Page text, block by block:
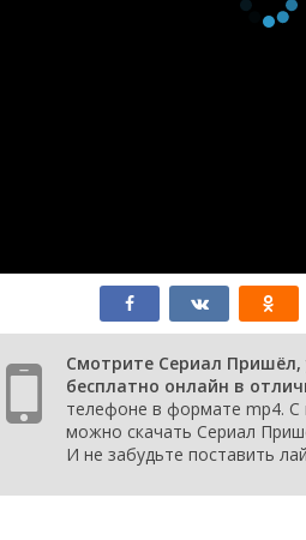
апреля
Смотрите Сериал Пришёл,
бесплатно онлайн в
телефоне в формате mp4. С
можно скачать Сериал
И не забудьте поставить